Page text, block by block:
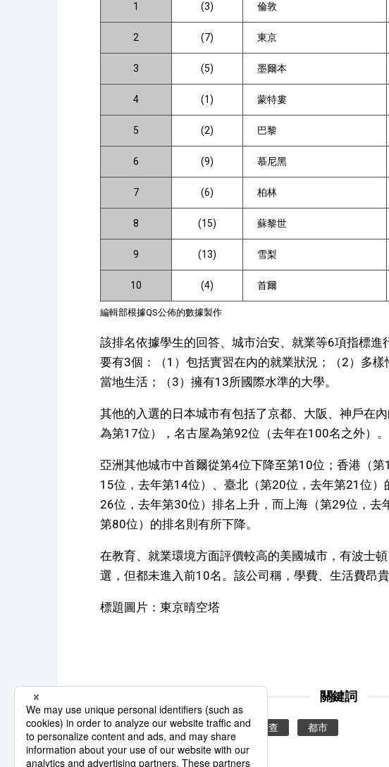
1 (3) 倫敦
2 (7) 東京
3 (5) 墨爾本
4 (1) 蒙特婁
5 (2) 巴黎
6 (9) 慕尼黑
7 (6) 柏林
8 (15) 蘇黎世
9 (13) 雪梨
10 (4) 首爾
編輯部根據QS公佈的數據製作
該排名依據學生的回答、城市治安、就業等6項指標進
要有3個：（1）包括實習在內的就業狀況；（2）多
當地生活；（3）擁有13所國際水準的大學。
其他的入選的日本城市有包括了京都、大阪、神戶在
為第17位），名古屋為第92位（去年在100名之外）。
亞洲其他城市中首爾從第4位下降至第10位；香港（
15位，去年第14位）、臺北（第20位，去年第21位
26位，去年第30位）排名上升，而上海（第29位，去
第80位）的排名則有所下降。
在教育、就業環境方面評價較高的美國城市，有波士
選，但都未進入前10名。該公司稱，學費、生活費昂
標題圖片：東京晴空塔
關鍵詞
東京 留學 城市 調查 都市